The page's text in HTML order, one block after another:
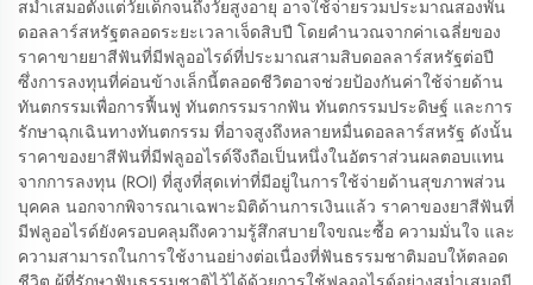
สม่ำเสมอตั้งแต่วัยเด็กจนถึงวัยสูงอายุ อาจใช้จ่ายรวมประมาณสองพัน
ดอลลาร์สหรัฐตลอดระยะเวลาเจ็ดสิบปี โดยคำนวณจากค่าเฉลี่ยของ
ราคาขายยาสีฟันที่มีฟลูออไรด์ที่ประมาณสามสิบดอลลาร์สหรัฐต่อปี
ซึ่งการลงทุนที่ค่อนข้างเล็กนี้ตลอดชีวิตอาจช่วยป้องกันค่าใช้จ่ายด้าน
ทันตกรรมเพื่อการฟื้นฟู ทันตกรรมรากฟัน ทันตกรรมประดิษฐ์ และการ
รักษาฉุกเฉินทางทันตกรรม ที่อาจสูงถึงหลายหมื่นดอลลาร์สหรัฐ ดังนั้น
ราคาของยาสีฟันที่มีฟลูออไรด์จึงถือเป็นหนึ่งในอัตราส่วนผลตอบแทน
จากการลงทุน (ROI) ที่สูงที่สุดเท่าที่มีอยู่ในการใช้จ่ายด้านสุขภาพส่วน
บุคคล นอกจากพิจารณาเฉพาะมิติด้านการเงินแล้ว ราคาของยาสีฟันที่
มีฟลูออไรด์ยังครอบคลุมถึงความรู้สึกสบายใจขณะซื้อ ความมั่นใจ และ
ความสามารถในการใช้งานอย่างต่อเนื่องที่ฟันธรรมชาติมอบให้ตลอด